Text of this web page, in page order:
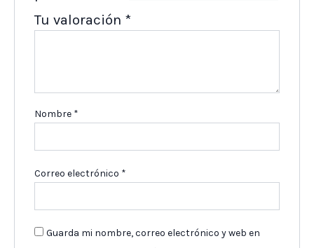
Tu valoración *
Nombre *
Correo electrónico *
Guarda mi nombre, correo electrónico y web en